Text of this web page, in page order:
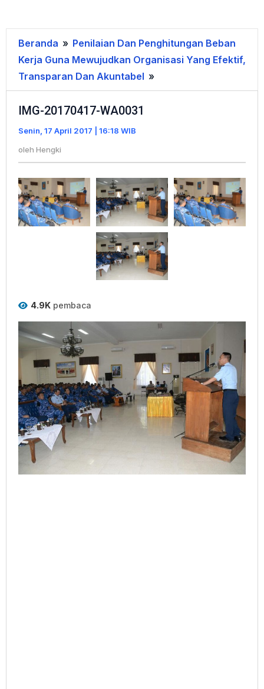
Beranda » Penilaian Dan Penghitungan Beban
Kerja Guna Mewujudkan Organisasi Yang Efektif,
Transparan Dan Akuntabel »
20170417-
IMG-20170417-WA0031
Senin, 17 April 2017 | 16:18 WIB
oleh Hengki
4.9K pembaca